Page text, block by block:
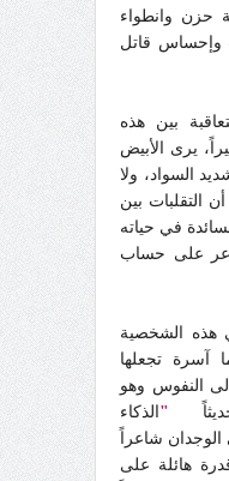
حزن وانطواء
وإحساس قاتل
بين هذه
يرى الأبيض
السواد، ولا
التقلبات بين
في حياته
على حساب
هذه الشخصية
آسرة تجعلها
النفوس وهو
" الذكاء
شاعراً
هائلة على